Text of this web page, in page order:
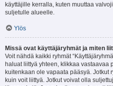
käyttäjille kerralla, kuten muuttaa
suljetulle alueelle.
Ylös
Missä ovat käyttäjäryhmät ja miten
Voit nähdä kaikki ryhmät
haluat liittyä yhteen, klikkaa vastaavaa
kuitenkaan ole vapaata pääsyä. Jotkut
kuin voit liittyä. Jotkut voivat olla